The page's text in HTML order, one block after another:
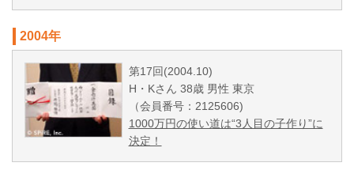
2004年
第17回(2004.10)
H・Kさん 38歳 男性 東京
（会員番号：2125606)
1000万円の使い道は“3人目の子作り”に
決定！